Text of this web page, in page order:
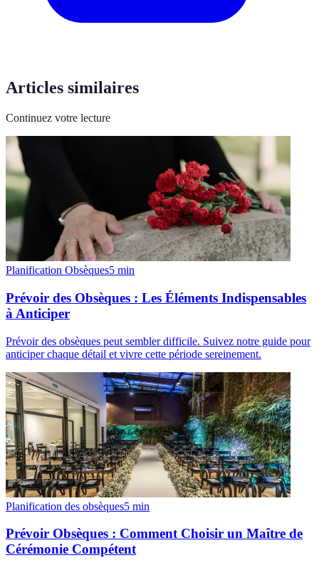
Articles similaires
Continuez votre lecture
Planification Obsèques5 min
Prévoir des Obsèques : Les Éléments Indispensables
à Anticiper
Prévoir des obsèques peut sembler difficile. Suivez notre guide pour
anticiper chaque détail et vivre cette période sereinement.
Planification des obsèques5 min
Prévoir Obsèques : Comment Choisir un Maître de
Cérémonie Compétent